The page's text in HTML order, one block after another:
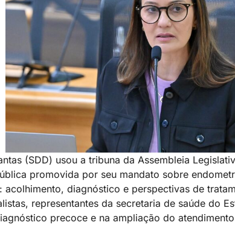
(SDD) usou a tribuna da Assembleia
promovida por seu mandato sobre
acolhimento, diagnóstico e perspectivas de
representantes da secretaria de saúde do
precoce e na ampliação do